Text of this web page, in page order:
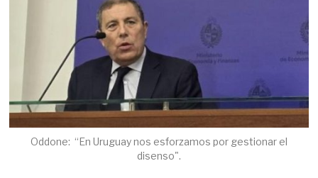
Oddone: “En Uruguay nos esforzamos por gestionar el
disenso".